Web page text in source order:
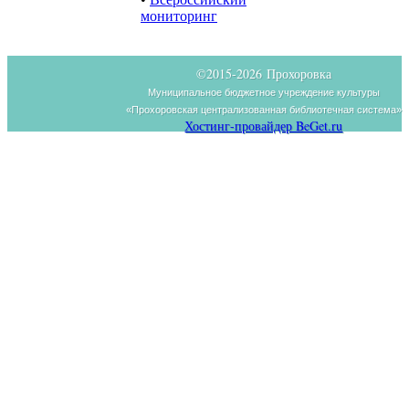
мониторинг
©2015-2026 Прохоровка
Муниципальное бюджетное учреждение культуры
«Прохоровская централизованная библиотечная система»
Хостинг-провайдер BeGet.ru